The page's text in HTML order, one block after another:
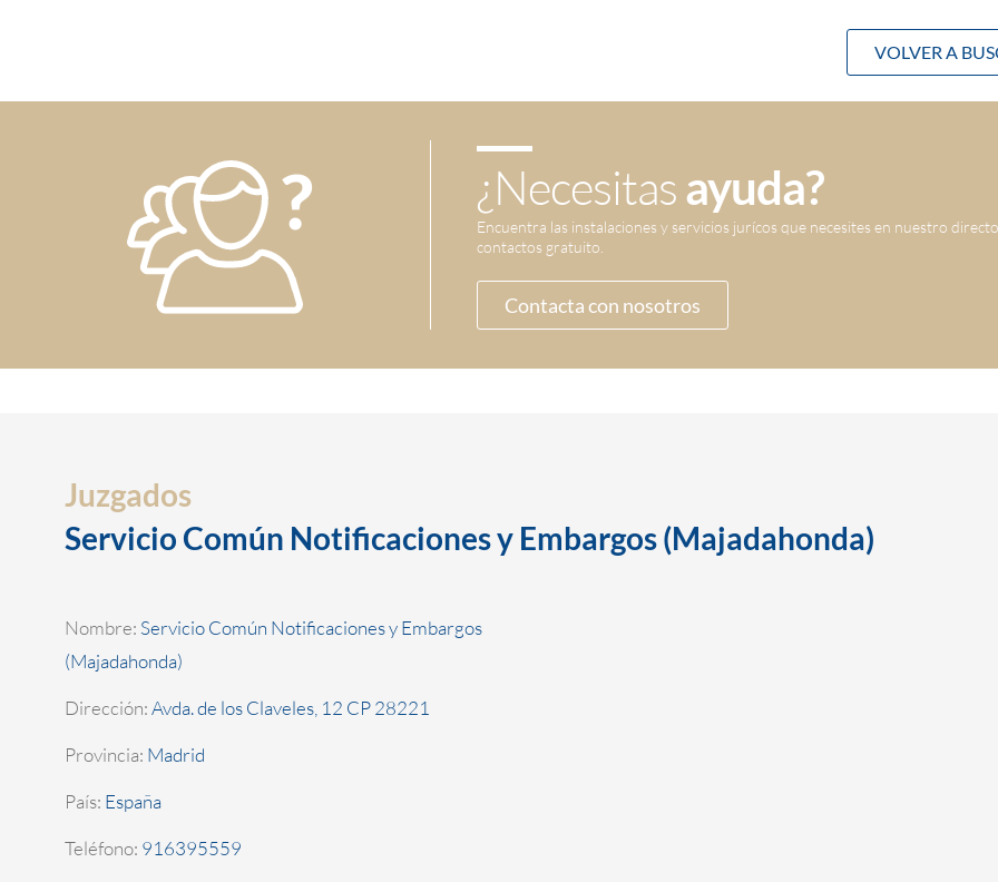
VOLVER A
¿Necesitasayuda?
Encuentra las instalaciones y servicios jurícos que necesites en nuestro
contactos gratuito.
Contacta con nosotros
Juzgados
Servicio Común Notificaciones y Embargos (Majadahonda)
Nombre: Servicio Común Notificaciones y Embargos
(Majadahonda)
Dirección:Avda. de los Claveles, 12 CP 28221
Provincia: Madrid
País: España
Teléfono: 916395559